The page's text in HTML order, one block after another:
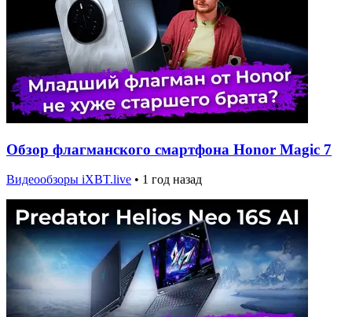
Обзор флагманского смартфона Honor Magic 7
Видеообзоры iXBT.live • 1 год назад